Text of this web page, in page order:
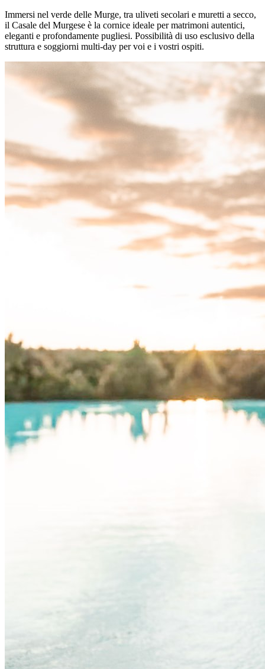
Immersi nel verde delle Murge, tra uliveti secolari e muretti a secco,
il Casale del Murgese è la cornice ideale per matrimoni autentici,
eleganti e profondamente pugliesi. Possibilità di uso esclusivo della
struttura e soggiorni multi-day per voi e i vostri ospiti.